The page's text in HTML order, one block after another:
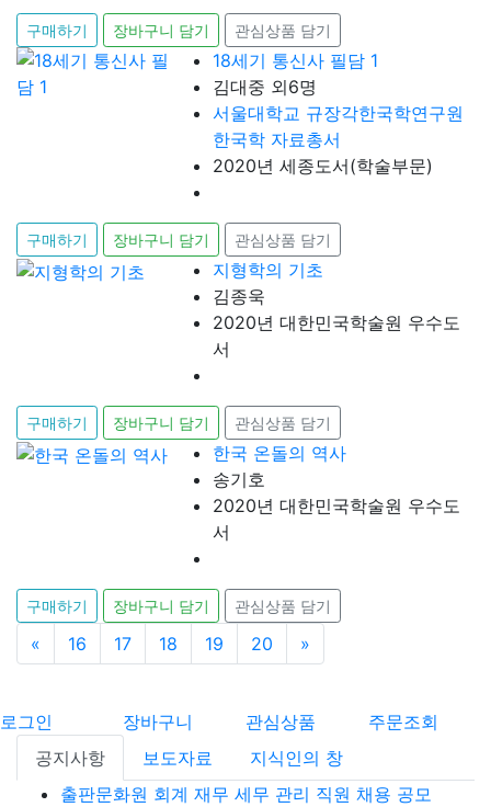
구매하기 장바구니 담기 관심상품 담기
18세기 통신사 필담 1
김대중 외6명
서울대학교 규장각한국학연구원
한국학 자료총서
2020년 세종도서(학술부문)
구매하기 장바구니 담기 관심상품 담기
지형학의 기초
김종욱
2020년 대한민국학술원 우수도
서
구매하기 장바구니 담기 관심상품 담기
한국 온돌의 역사
송기호
2020년 대한민국학술원 우수도
서
구매하기 장바구니 담기 관심상품 담기
« 이전16 17 18 19 20 »
로그인 장바구니 관심상품
주문조회
공지사항
보도자료
지식인의 창
출판문화원 회계 재무 세무 관리 직원 채용 공모